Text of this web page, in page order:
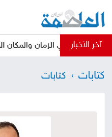
آخر الأخبار
في الزمان والمكان المناسبين
كتابات كتابات